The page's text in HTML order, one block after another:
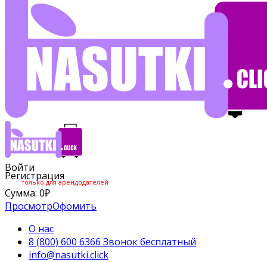
Войти
Регистрация
только для арендодателей
Сумма: 0₽
ПросмотрОфомить
О нас
8 (800) 600 6366 Звонок бесплатный
info@nasutki.click